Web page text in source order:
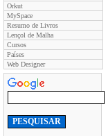
Orkut
MySpace
Resumo de Livros
Lençol de Malha
Cursos
Países
Web Designer